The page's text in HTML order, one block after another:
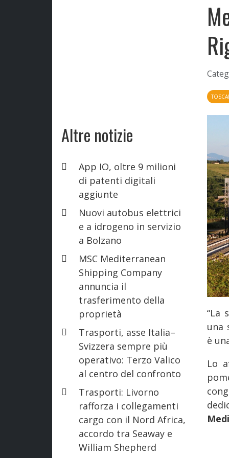
Altre notizie
App IO, oltre 9 milioni
di patenti digitali
aggiunte
Nuovi autobus elettrici
e a idrogeno in servizio
a Bolzano
MSC Mediterranean
Shipping Company
annuncia il
trasferimento della
proprietà
Trasporti, asse Italia–
Svizzera sempre più
operativo: Terzo Valico
al centro del confronto
Trasporti: Livorno
rafforza i collegamenti
cargo con il Nord Africa,
accordo tra Seaway e
William Shepherd
“La
una
è
Lo